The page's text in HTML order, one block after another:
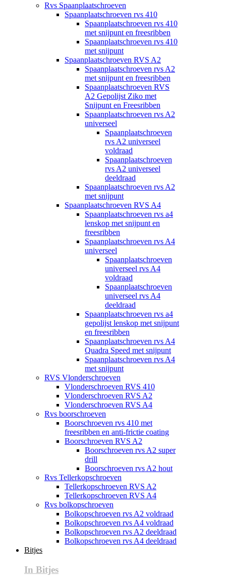
Rvs Spaanplaatschroeven
Spaanplaatschroeven rvs 410
Spaanplaatschroeven rvs 410
met snijpunt en freesribben
Spaanplaatschroeven rvs 410
met snijpunt
Spaanplaatschroeven RVS A2
Spaanplaatschroeven rvs A2
met snijpunt en freesribben
Spaanplaatschroeven RVS
A2 Gepolijst Ziko met
Snijpunt en Freesribben
Spaanplaatschroeven rvs A2
universeel
Spaanplaatschroeven
rvs A2 universeel
voldraad
Spaanplaatschroeven
rvs A2 universeel
deeldraad
Spaanplaatschroeven rvs A2
met snijpunt
Spaanplaatschroeven RVS A4
Spaanplaatschroeven rvs a4
lenskop met snijpunt en
freesribben
Spaanplaatschroeven rvs A4
universeel
Spaanplaatschroeven
universeel rvs A4
voldraad
Spaanplaatschroeven
universeel rvs A4
deeldraad
Spaanplaatschroeven rvs a4
gepolijst lenskop met snijpunt
en freesribben
Spaanplaatschroeven rvs A4
Quadra Speed met snijpunt
Spaanplaatschroeven rvs A4
met snijpunt
RVS Vlonderschroeven
Vlonderschroeven RVS 410
Vlonderschroeven RVS A2
Vlonderschroeven RVS A4
Rvs boorschroeven
Boorschroeven rvs 410 met
freesribben en anti-frictie coating
Boorschroeven RVS A2
Boorschroeven rvs A2 super
drill
Boorschroeven rvs A2 hout
Rvs Tellerkopschroeven
Tellerkopschroeven RVS A2
Tellerkopschroeven RVS A4
Rvs bolkopschroeven
Bolkopschroeven rvs A2 voldraad
Bolkopschroeven rvs A4 voldraad
Bolkopschroeven rvs A2 deeldraad
Bolkopschroeven rvs A4 deeldraad
Bitjes
In Bitjes